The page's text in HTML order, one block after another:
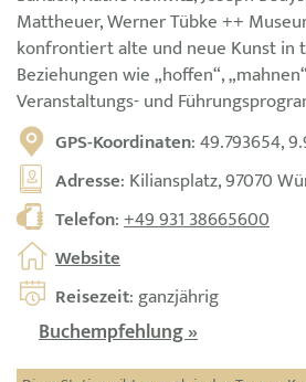
Mattheuer, Werner Tübke ++
konfrontiert alte und neue Kunst in
Beziehungen wie „hoffen“,
Veranstaltungs- und
GPS-Koordinaten: 49.793654,
Adresse: Kiliansplatz, 97070
Telefon:+49 931 38665600
Website
Reisezeit: ganzjährig
Buchempfehlung »